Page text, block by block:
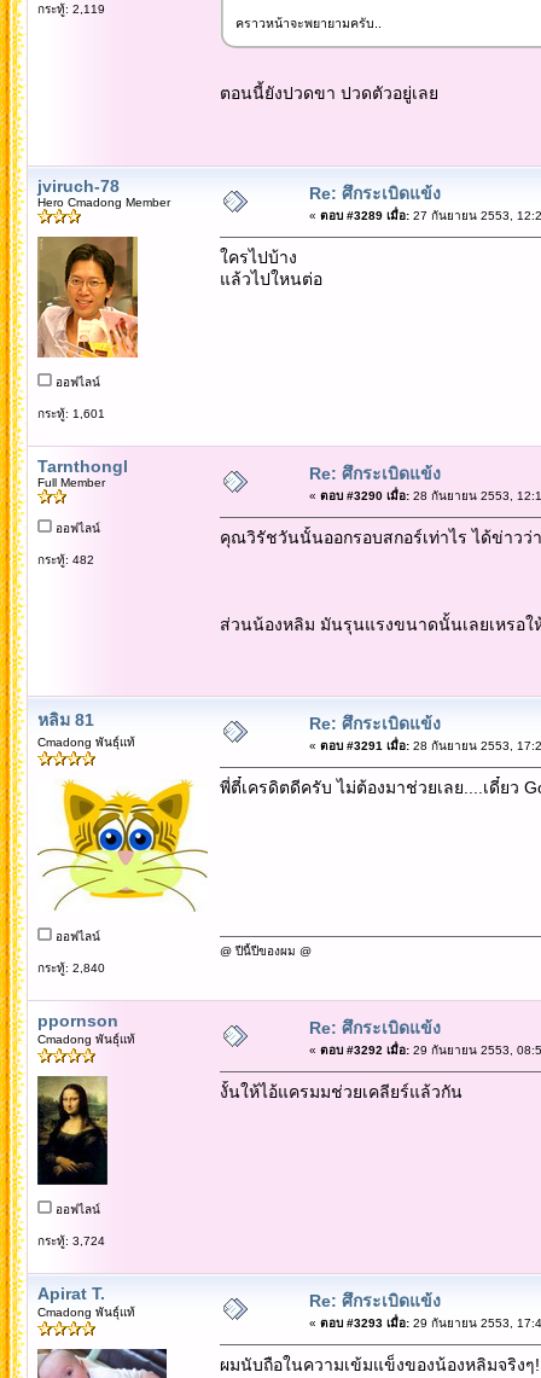
กระทู้: 2,119
คราวหน้าจะพยายามครับ..
ตอนนี้ยังปวดขา ปวดตัวอยู่เลย
jviruch-78
Hero Cmadong Member
ออฟไลน์
กระทู้: 1,601
Re: ศึกระเบิดแข้ง
« ตอบ #3289 เมื่อ:27 กันยายน 2553,
ใครไปบ้าง
แล้วไปใหนต่อ
Tarnthongl
Full Member
ออฟไลน์
กระทู้: 482
Re: ศึกระเบิดแข้ง
« ตอบ #3290 เมื่อ:28 กันยายน 2553,
คุณวิรัชวันนั้นออกรอบสกอร์เท่าไร ได้ข่าวว่า
ส่วนน้องหลิม มันรุนแรงขนาดนั้นเลยเหรอ
หลิม 81
Cmadong พันธุ์แท้
ออฟไลน์
กระทู้: 2,840
Re: ศึกระเบิดแข้ง
« ตอบ #3291 เมื่อ:28 กันยายน 2553,
พี่ตี๋เครดิตดีครับ ไม่ต้องมาช่วยเลย....เดี๋ยว
@ ปีนี้ปีของผม @
ppornson
Cmadong พันธุ์แท้
ออฟไลน์
กระทู้: 3,724
Re: ศึกระเบิดแข้ง
« ตอบ #3292 เมื่อ:29 กันยายน 2553,
งั้นให้ไอ้แครมมช่วยเคลียร์แล้วกัน
Apirat T.
Cmadong พันธุ์แท้
Re: ศึกระเบิดแข้ง
« ตอบ #3293 เมื่อ:29 กันยายน 2553,
ผมนับถือในความเข้มแข็งของน้องหลิมจริงๆ